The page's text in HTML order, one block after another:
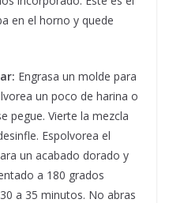
en el horno y quede
Engrasa un molde para
un poco de harina o
pegue. Vierte la mezcla
Espolvorea el
un acabado dorado y
a 180 grados
a 35 minutos. No abras